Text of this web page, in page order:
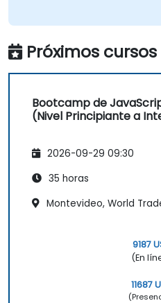
Próximos cursos
Bootcamp de
(Nivel Principiante a
2026-09-29 09:30
35 horas
Montevideo, World
9187
(En
11687